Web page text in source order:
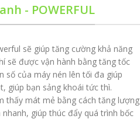
- POWERFUL
sẽ giúp tăng cường khả năng
sẽ được vận hành bằng tăng tốc
số của máy nén lên tối đa giúp
giúp bạn sảng khoái tức thì.
thấy mát mẻ bằng cách tăng lượng
giúp thúc đẩy quá trình bốc